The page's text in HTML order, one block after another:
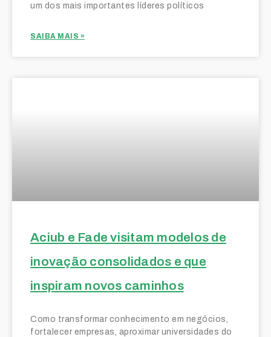
um dos mais importantes líderes políticos
SAIBA MAIS »
Aciub e Fade visitam modelos de
inovação consolidados e que
inspiram novos caminhos
Como transformar conhecimento em negócios,
fortalecer empresas, aproximar universidades do